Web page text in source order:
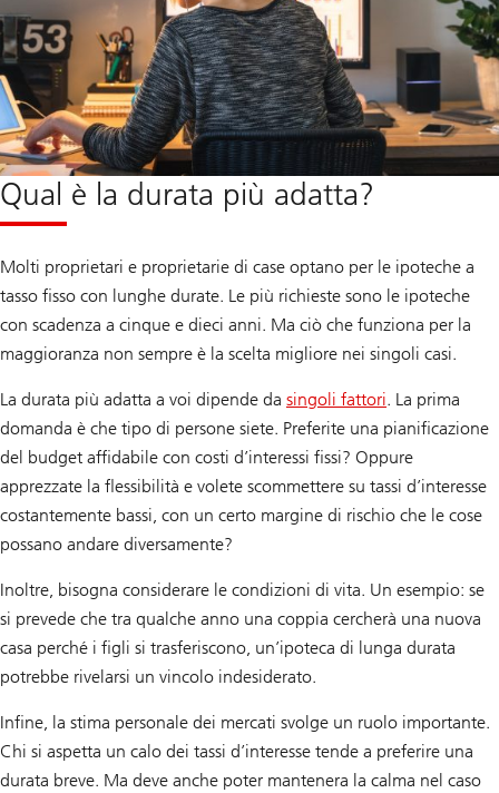
Qual è la durata più adatta?
Molti proprietari e proprietarie di case optano per le ipoteche a
tasso fisso con lunghe durate. Le più richieste sono le ipoteche
con scadenza a cinque e dieci anni. Ma ciò che funziona per la
maggioranza non sempre è la scelta migliore nei singoli casi.
La durata più adatta a voi dipende da singoli fattori. La prima
domanda è che tipo di persone siete. Preferite una pianificazione
del budget affidabile con costi d’interessi fissi? Oppure
apprezzate la flessibilità e volete scommettere su tassi d’interesse
costantemente bassi, con un certo margine di rischio che le cose
possano andare diversamente?
Inoltre, bisogna considerare le condizioni di vita. Un esempio: se
si prevede che tra qualche anno una coppia cercherà una nuova
casa perché i figli si trasferiscono, un’ipoteca di lunga durata
potrebbe rivelarsi un vincolo indesiderato.
Infine, la stima personale dei mercati svolge un ruolo importante.
Chi si aspetta un calo dei tassi d’interesse tende a preferire una
durata breve. Ma deve anche poter mantenera la calma nel caso